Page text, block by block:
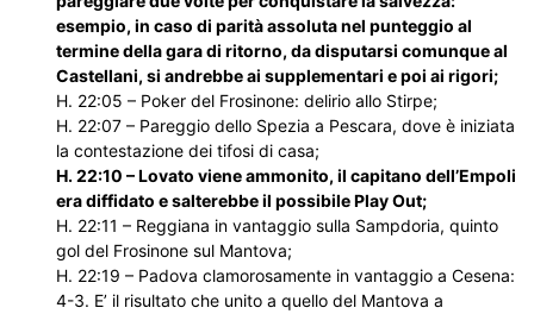
esempio, in caso di parità assoluta nel punteggio al
termine della gara di ritorno, da disputarsi comunque al
Castellani, si andrebbe ai supplementari e poi ai rigori;
H. 22:05 – Poker del Frosinone: delirio allo Stirpe;
H. 22:07 – Pareggio dello Spezia a Pescara, dove è iniziata
la contestazione dei tifosi di casa;
H. 22:10 – Lovato viene ammonito, il capitano dell’Empoli
era diffidato e salterebbe il possibile Play Out;
H. 22:11 – Reggiana in vantaggio sulla Sampdoria, quinto
gol del Frosinone sul Mantova;
H. 22:19 – Padova clamorosamente in vantaggio a Cesena:
4-3. E’ il risultato che unito a quello del Mantova a